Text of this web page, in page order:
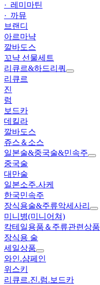
· 레미마틴
· 까뮤
브랜디
아르마냑
깔바도스
꼬냑 선물세트
리큐르&하드리쿼
리큐르
진
럼
보드카
데킬라
깔바도스
쥬스＆소스
일본술&중국술&민속주
중국술
대만술
일본소주.사케
한국민속주
장식용술&주류악세사리
미니병(미니어쳐)
칵테일용품＆주류관련상품
장식용 술
세일상품
와인.샴페인
위스키
리큐르.진.럼.보드카